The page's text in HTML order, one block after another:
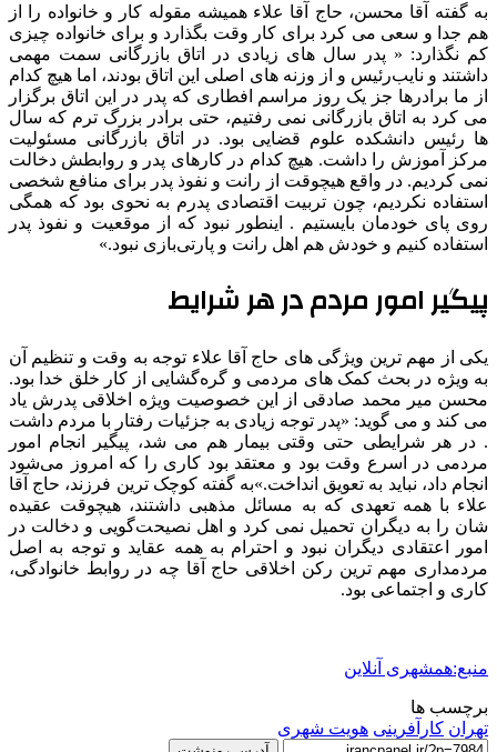
به گفته آقا محسن، حاج آقا علاء همیشه مقوله کار و خانواده را از
هم جدا و سعی می کرد برای کار وقت بگذارد و برای خانواده چیزی
کم نگذارد: « پدر سال های زیادی در اتاق بازرگانی سمت مهمی
داشتند و نایب‌رئیس و از وزنه های اصلی این اتاق بودند، اما هیچ کدام
از ما برادرها جز یک روز مراسم افطاری که پدر در این اتاق برگزار
می کرد به اتاق بازرگانی نمی رفتیم، حتی برادر بزرگ ترم که سال
ها رئیس دانشکده علوم قضایی بود. در اتاق بازرگانی مسئولیت
مرکز آموزش را داشت. هیچ کدام در کارهای پدر و روابطش دخالت
نمی کردیم. در واقع هیچوقت از رانت و نفوذ پدر برای منافع شخصی
استفاده نکردیم، چون تربیت اقتصادی پدرم به نحوی بود که همگی
روی پای خودمان بایستیم . اینطور نبود که از موقعیت و نفوذ پدر
استفاده کنیم و خودش هم اهل رانت و پارتی‌بازی نبود.»
پیگیر امور مردم در هر شرایط
یکی از مهم ترین ویژگی های حاج آقا علاء توجه به وقت و تنظیم آن
به ویژه در بحث کمک های مردمی و گره‌گشایی از کار خلق خدا بود.
محسن میر محمد صادقی از این خصوصیت ویژه اخلاقی پدرش یاد
می کند و می گوید: «پدر توجه زیادی به جزئیات رفتار با مردم داشت
. در هر شرایطی حتی وقتی بیمار هم می شد، پیگیر انجام امور
مردمی در اسرع وقت بود و معتقد بود کاری را که امروز می‌شود
انجام داد، نباید به تعویق انداخت.»به گفته کوچک ترین فرزند، حاج آقا
علاء با همه تعهدی که به مسائل مذهبی داشتند، هیچوقت عقیده
شان را به دیگران تحمیل نمی کرد و اهل نصیحت‌گویی و دخالت در
امور اعتقادی دیگران نبود و احترام به همه عقاید و توجه به اصل
مردمداری مهم ترین رکن اخلاقی حاج آقا چه در روابط خانوادگی،
کاری و اجتماعی بود.
منبع:همشهری آنلاین
برچسب ها
تهران کارآفرینی هویت شهری